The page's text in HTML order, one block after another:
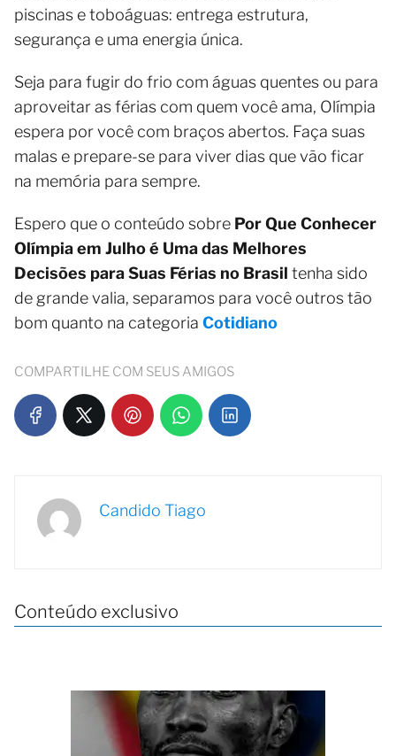
piscinas e toboáguas: entrega estrutura,
segurança e uma energia única.
Seja para fugir do frio com águas quentes ou para
aproveitar as férias com quem você ama, Olímpia
espera por você com braços abertos. Faça suas
malas e prepare-se para viver dias que vão ficar
na memória para sempre.
Espero que o conteúdo sobre Por Que Conhecer
Olímpia em Julho é Uma das Melhores
Decisões para Suas Férias no Brasil tenha sido
de grande valia, separamos para você outros tão
bom quanto na categoria Cotidiano
COMPARTILHE COM SEUS AMIGOS
Candido Tiago
Conteúdo exclusivo